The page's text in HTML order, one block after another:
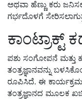
ಅಥವಾ ಹೆಣ್ಣು ಕರು
ಗರ್ಭದೊಳಗೆ
ಕಾಂಟ್ರಾಕ್ಟ್
ಪಶು ಸಂಗೋಪನೆ ಮತ್ತು
ತಂತ್ರಜ್ಞಾನವನ್ನು
ರೂಪಿಸಿದೆ. ಈ ಕಾರ್ಯಕ್ರಮ
ತಂತ್ರಜ್ಞಾನದ ಮೂಲಕ